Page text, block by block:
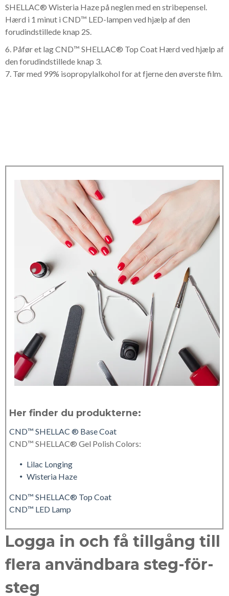
SHELLAC® Wisteria Haze på neglen med en stribepensel.
Hærd i 1 minut i CND™ LED-lampen ved hjælp af den
forudindstillede knap 2S.
6. Påfør et lag CND™ SHELLAC® Top Coat Hærd ved hjælp af
den forudindstillede knap 3.
7. Tør med 99% isopropylalkohol for at fjerne den øverste film.
Her finder du produkterne:
CND™ SHELLAC ® Base Coat
CND™ SHELLAC® Gel Polish Colors:
Lilac Longing
Wisteria Haze
CND™ SHELLAC® Top Coat
CND™ LED Lamp
Logga in och få tillgång till
flera användbara steg-för-
steg